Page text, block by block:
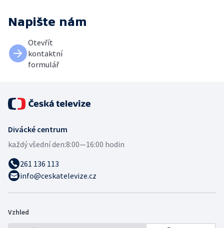
Napište nám
Otevřít
kontaktní
formulář
Divácké centrum
každý všední den:8:00—16:00 hodin
261 136 113
info@ceskatelevize.cz
Vzhled